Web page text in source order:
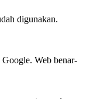
digunakan.
Web benar-